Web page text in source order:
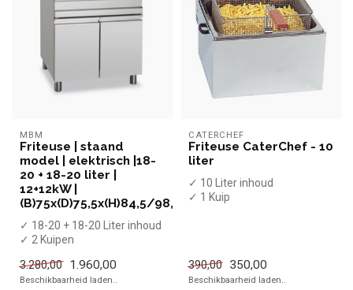
MBM
Friteuse | staand
model | elektrisch |18-
20 + 18-20 liter |
12+12kW |
(B)75x(D)75,5x(H)84,5/98,5cm
✓ 18-20 + 18-20 Liter inhoud
✓ 2 Kuipen
✓ Staand model
✓ 2x 12 ...
3.280,00 1.960,00
Beschikbaarheid laden..
CATERCHEF
Friteuse CaterChef - 10
liter
✓ 10 Liter inhoud
✓ 1 Kuip
390,00
350,00
Beschikbaarheid laden..